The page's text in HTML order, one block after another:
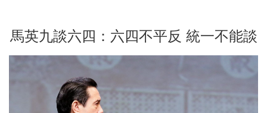
馬英九談六四：六四不平反 統一不能談